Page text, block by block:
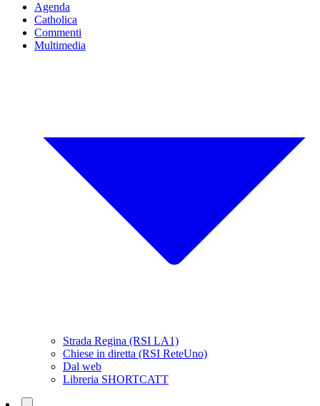
Agenda
Catholica
Commenti
Multimedia
Strada Regina (RSI LA1)
Chiese in diretta (RSI ReteUno)
Dal web
Libreria SHORTCATT